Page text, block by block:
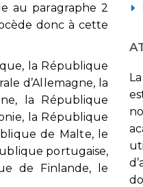
au paragraphe 2
donc à cette
la République
d’Allemagne, la
la République
la République
de Malte, le
portugaise,
de Finlande, le